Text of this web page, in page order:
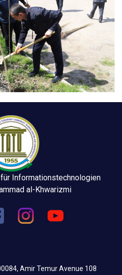
Informationstechnologien
al-Khwarizmi
Amir Temur Avenue 108